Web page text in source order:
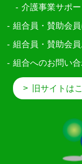
介護事業サポー
組合員・賛助会
組合員・賛助会
組合へのお問い
> 旧サイトは